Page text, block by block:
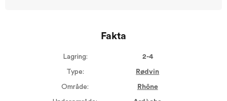
Fakta
Lagring: 2-4
Type: Rødvin
Område: Rhône